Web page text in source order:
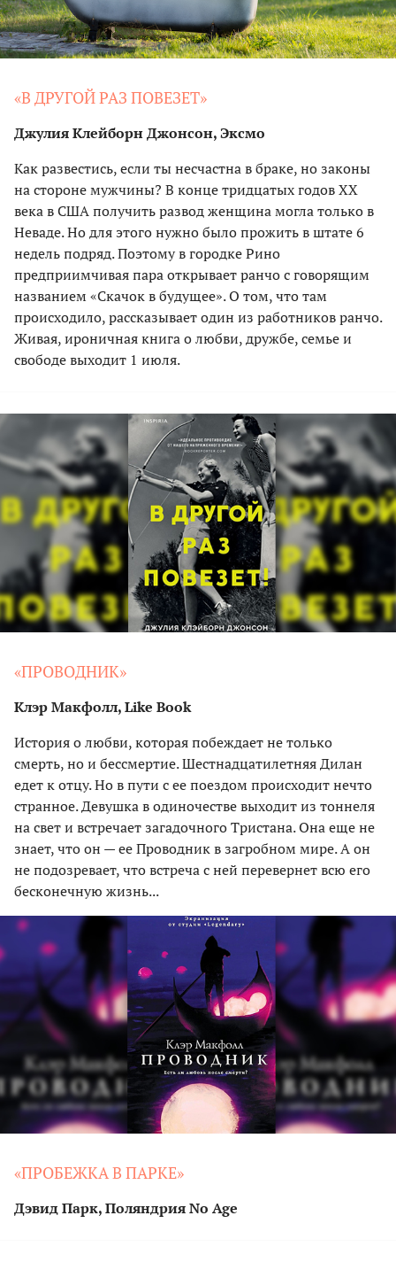
«В ДРУГОЙ РАЗ ПОВЕЗЕТ»
Джулия Клейборн Джонсон, Эксмо
Как развестись, если ты несчастна в браке, но законы
на стороне мужчины? В конце тридцатых годов XX
века в США получить развод женщина могла только в
Неваде. Но для этого нужно было прожить в штате 6
недель подряд. Поэтому в городке Рино
предприимчивая пара открывает ранчо с говорящим
названием «Скачок в будущее». О том, что там
происходило, рассказывает один из работников ранчо.
Живая, ироничная книга о любви, дружбе, семье и
свободе выходит 1 июля.
«ПРОВОДНИК»
Клэр Макфолл, Like Book
История о любви, которая побеждает не только
смерть, но и бессмертие. Шестнадцатилетняя Дилан
едет к отцу. Но в пути с ее поездом происходит нечто
странное. Девушка в одиночестве выходит из тоннеля
на свет и встречает загадочного Тристана. Она еще не
знает, что он — ее Проводник в загробном мире. А он
не подозревает, что встреча с ней перевернет всю его
бесконечную жизнь...
«ПРОБЕЖКА В ПАРКЕ»
Дэвид Парк, Поляндрия No Age